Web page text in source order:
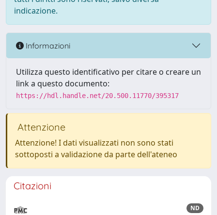
indicazione.
Informazioni
Utilizza questo identificativo per citare o creare un
link a questo documento:
https://hdl.handle.net/20.500.11770/395317
Attenzione
Attenzione! I dati visualizzati non sono stati
sottoposti a validazione da parte dell'ateneo
Citazioni
ND